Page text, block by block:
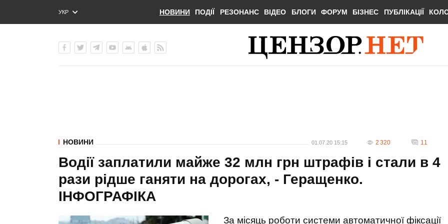
УКР
ENG
НОВИНИ ПОДІЇ РЕЗОНАНС ВІДЕО БЛОГИ ФОРУМ БІЗНЕС ПУБЛІКАЦІЇ
НОВИНИ 01.07.20 15:15 2 320 11
Водії заплатили майже 32 млн грн штрафів і стали в 4
рази рідше ганяти на дорогах, - Геращенко.
ІНФОГРАФІКА
За місяць роботи системи автоматичної фіксації